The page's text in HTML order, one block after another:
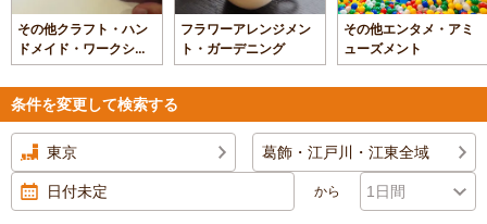
その他クラフト・ハン
ドメイド・ワークショ
ップ
フラワーアレンジメン
ト・ガーデニング
その他エンタメ・アミ
ューズメント
条件を変更して検索する
東京 葛飾・江戸川・江東全域
から